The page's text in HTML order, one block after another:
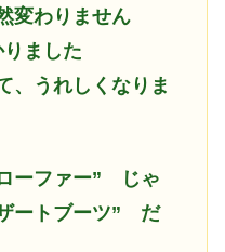
変わりません
ました
、うれしくなりま
ーファー” じゃ
ートブーツ” だ